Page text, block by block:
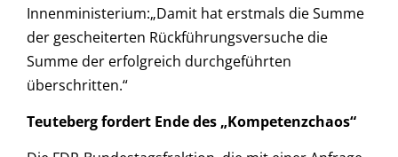
Innenministerium:„Damit hat erstmals die Summe
der gescheiterten Rückführungsversuche die
Summe der erfolgreich durchgeführten
überschritten.“
Teuteberg fordert Ende des „Kompetenzchaos“